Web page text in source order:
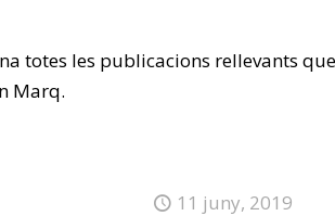
totes les publicacions rellevants
Marq.
11 juny, 2019